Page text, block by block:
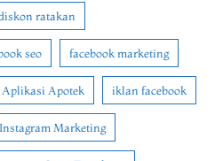
ratakan
seo facebook marketing
Aplikasi Apotek iklan facebook
Instagram Marketing